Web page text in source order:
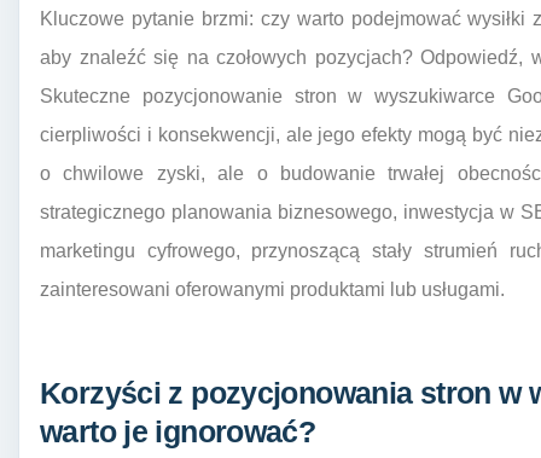
Kluczowe pytanie brzmi: czy warto podejmować
aby znaleźć się na czołowych pozycjach? Odpowiedź,
Skuteczne pozycjonowanie stron w wyszukiwarce
cierpliwości i konsekwencji, ale jego efekty mogą być
o chwilowe zyski, ale o budowanie trwałej
strategicznego planowania biznesowego, inwestycja w
marketingu cyfrowego, przynoszącą stały strumień
zainteresowani oferowanymi produktami lub usługami.
Korzyści z pozycjonowania stron w
warto je ignorować?